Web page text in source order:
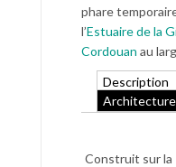
phare
l’Estuaire de la
Cordouan au
Description
Construit sur la